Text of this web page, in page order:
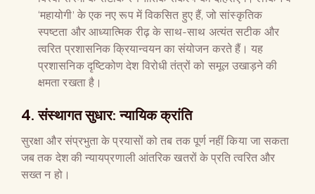
‘महायोगी’ के एक नए रूप में विकसित हुए हैं, जो सांस्कृतिक
स्पष्टता और आध्यात्मिक रीढ़ के साथ-साथ अत्यंत सटीक और
त्वरित प्रशासनिक क्रियान्वयन का संयोजन करते हैं। यह
प्रशासनिक दृष्टिकोण देश विरोधी तंत्रों को समूल उखाड़ने की
क्षमता रखता है।
4. संस्थागत सुधार: न्यायिक क्रांति
सुरक्षा और संप्रभुता के प्रयासों को तब तक पूर्ण नहीं किया जा सकता
जब तक देश की न्यायप्रणाली आंतरिक खतरों के प्रति त्वरित और
सख्त न हो।